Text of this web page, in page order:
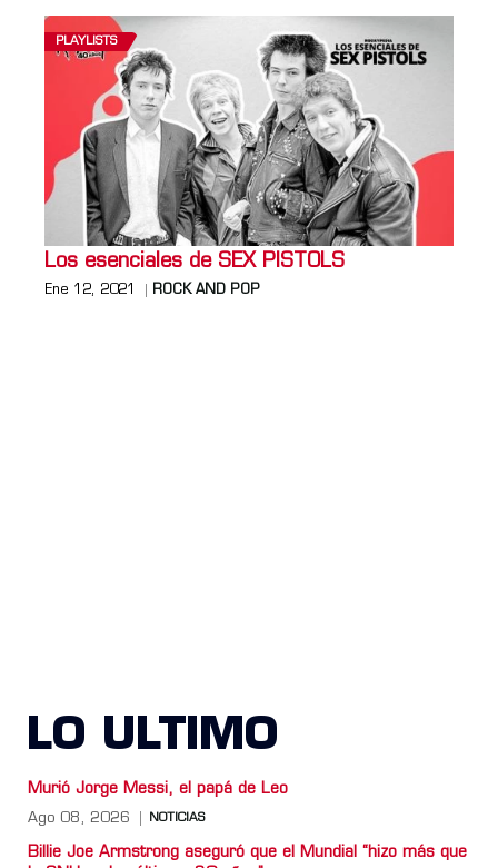
PLAYLISTS
Los esenciales de SEX PISTOLS
Ene 12, 2021 ROCK AND POP
LO ULTIMO
Murió Jorge Messi, el papá de Leo
Ago 08, 2026 NOTICIAS
Billie Joe Armstrong aseguró que el Mundial “hizo más que